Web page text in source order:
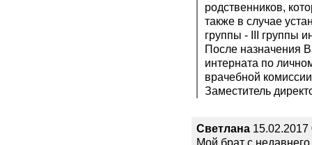
родственников,
также в случае
группы - III группы
После назначения
интерната по
врачебной
Заместитель
Светлана 15.02.2017
Мой брат с